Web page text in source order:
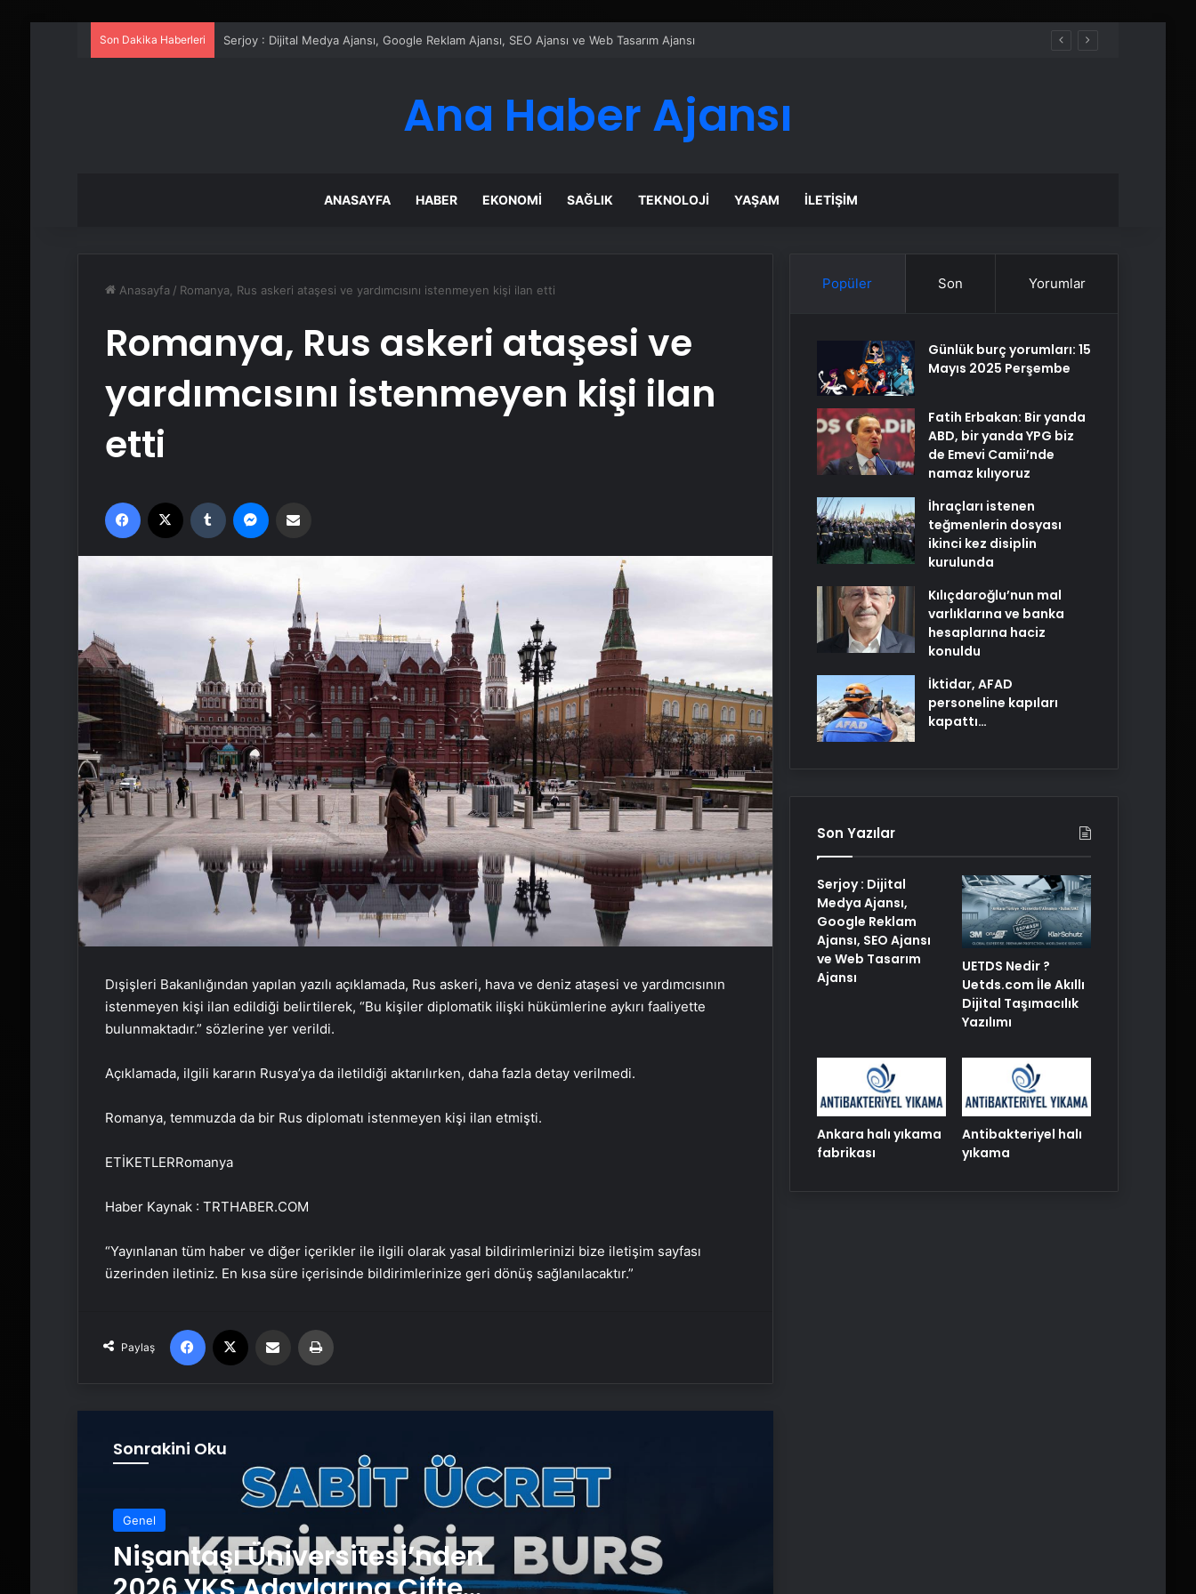
Son Dakika Haberleri Serjoy : Dijital Medya Ajansı, Google Reklam Ajansı, SEO Ajansı ve Web Tasarım Ajansı
Ana Haber Ajansı
ANASAYFA HABER EKONOMI SAĞLIK TEKNOLOJI YAŞAM İLETIŞIM
Anasayfa / Romanya, Rus askeri ataşesi ve yardımcısını istenmeyen kişi ilan etti
Romanya, Rus askeri ataşesi ve
yardımcısını istenmeyen kişi ilan
etti
Facebook Tumblr
Dışişleri Bakanlığından yapılan yazılı açıklamada, Rus askeri, hava ve deniz ataşesi ve yardımcısının
istenmeyen kişi ilan edildiği belirtilerek, “Bu kişiler diplomatik ilişki hükümlerine aykırı faaliyette
bulunmaktadır.” sözlerine yer verildi.
Açıklamada, ilgili kararın Rusya’ya da iletildiği aktarılırken, daha fazla detay verilmedi.
Romanya, temmuzda da bir Rus diplomatı istenmeyen kişi ilan etmişti.
ETİKETLERRomanya
Haber Kaynak : TRTHABER.COM
“Yayınlanan tüm haber ve diğer içerikler ile ilgili olarak yasal bildirimlerinizi bize iletişim sayfası
üzerinden iletiniz. En kısa süre içerisinde bildirimlerinize geri dönüş sağlanılacaktır.”
Paylaş
Facebook Email'den paylaş
Sonrakini Oku
Genel
Nişantaşı Üniversitesi’nden
Nişantaşı Üniversitesi’nden 2026 YKS
Adaylarına Çifte Güvence: Sabit
Ücret ve Kesintisiz Burs
Ankara halı yıkama fabrikası
Antibakteriyel halı yıkama
Popüler Son Yorumlar
Günlük burç yorumları: 15
Mayıs 2025 Perşembe
Fatih Erbakan: Bir yanda
ABD, bir yanda YPG biz
de Emevi Camii’nde
namaz kılıyoruz
İhraçları istenen
teğmenlerin dosyası
ikinci kez disiplin
kurulunda
Kılıçdaroğlu’nun mal
varlıklarına ve banka
hesaplarına haciz
konuldu
İktidar, AFAD
personeline kapıları
kapattı…
Son Yazılar
Serjoy : Dijital
Medya Ajansı,
Google Reklam
Ajansı, SEO Ajansı
ve Web Tasarım
Ajansı
UETDS Nedir ?
Uetds.com İle Akıllı
Dijital Taşımacılık
Yazılımı
Ankara halı yıkama
fabrikası
Antibakteriyel halı
yıkama